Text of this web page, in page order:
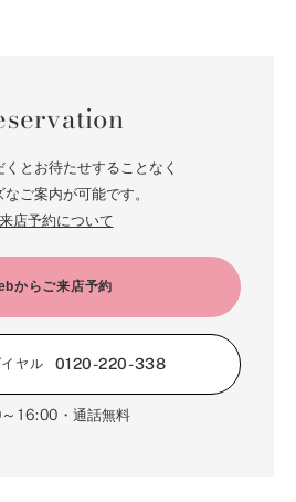
くとお待たせすることなく
なご案内が可能です。
店予約について
からご来店予約
ヤル 0120-220-338
16:00 ・通話無料